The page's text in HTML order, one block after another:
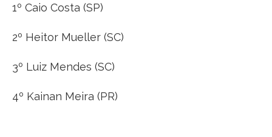
1º Caio Costa (SP)
2º Heitor Mueller (SC)
3º Luiz Mendes (SC)
4º Kainan Meira (PR)